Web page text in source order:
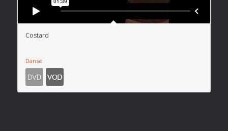
Costard
Danse